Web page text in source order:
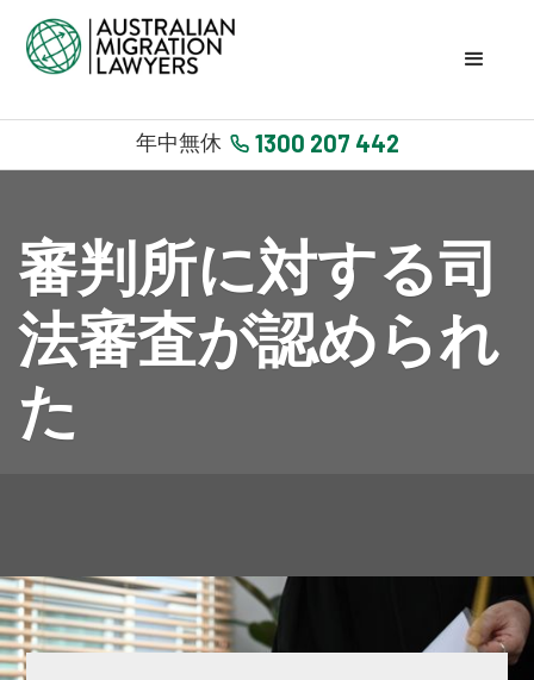
年中無休 1300 207 442
審判所に対する司
法審査が認められ
た